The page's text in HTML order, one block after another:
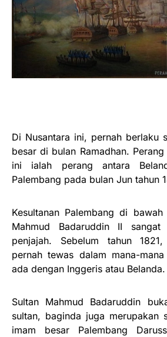
Di Nusantara ini, pernah berlaku
besar di bulan Ramadhan.
ini ialah perang antara
Palembang pada bulan Jun tahun
Kesultanan Palembang di
Mahmud Badaruddin II sangat
penjajah. Sebelum tahun
pernah tewas dalam mana-
ada dengan Inggeris atau Belanda.
Sultan Mahmud Badaruddin
sultan, baginda juga merupakan
imam besar Palembang